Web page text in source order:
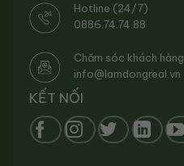
Hotline (24/7)
0886.74.74.88
Chăm sóc khách hàng
info@lamdongreal.vn
KẾT NỐI